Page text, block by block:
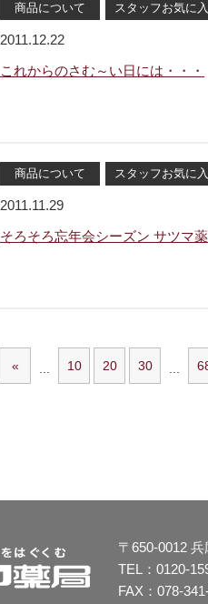
商品について スタッフお気に
2011.12.22
これからのさむ～い日には・・・
商品について スタッフお気に
2011.11.29
そろそろ忘年会シーズン サツマ薬
« ... 10 20 30 ...
〒650-0012 兵
TEL： 0120-
FAX：078-